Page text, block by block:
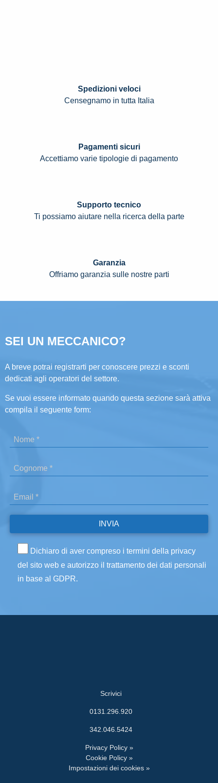
Spedizioni veloci
Censegnamo in tutta Italia
Pagamenti sicuri
Accettiamo varie tipologie di pagamento
Supporto tecnico
Ti possiamo aiutare nella ricerca della parte
Garanzia
Offriamo garanzia sulle nostre parti
SEI UN MECCANICO?
A breve potrai registrarti per conoscere prezzi e sconti
dedicati agli operatori del settore.
Se vuoi essere informato quando questa sezione sarà attiva
compila il seguente form:
Dichiaro di aver compreso i termini della privacy
del sito web e autorizzo il trattamento dei dati personali
in base al GDPR.
Scrivici
0131.296.920
342.046.5424
Privacy Policy »
Cookie Policy »
Impostazioni dei cookies »